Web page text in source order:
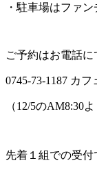
・駐車場はファ
ご予約はお電話に
0745-73-1187 カ
（12/5のAM8:30
先着１組での受付